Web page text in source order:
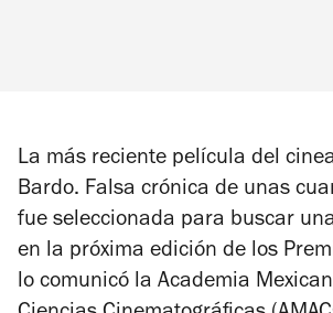
La más reciente película del
Bardo. Falsa crónica de unas
fue seleccionada para buscar
en la próxima edición de los
lo comunicó la Academia